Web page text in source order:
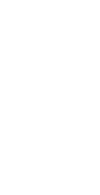
DU-
BELGIQUE
Ville-du-Bois
des véhicules
souvent
La Belgique et
aussi des
différences de prix
du marché
Un courtier
d'entretien et